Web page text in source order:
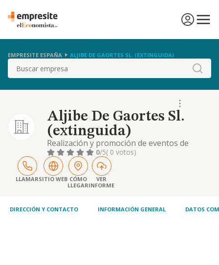
EMPRESITE ESPAÑA ALJIBE DE GAORTES SL. (EXTINGUIDA)
Buscar
Aljibe De Gaortes Sl.
(extinguida)
Realización y promoción de eventos de
hostelería, así como cualquier actividad
relacionada con las anteriores, bien, llevadas
a cabo directamente bien mediante la
participación en otras sociedades
0/5( 0 votos)
LLAMARSITIO WEB CÓMO
LLEGAR
VER
INFORME
DIRECCIÓN Y CONTACTO INFORMACIÓN GENERAL DATOS